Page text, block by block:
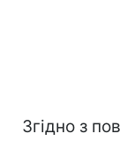
Згідно з